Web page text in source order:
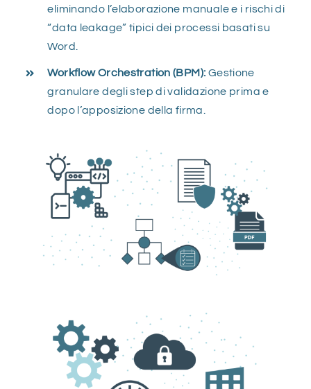
eliminando l’elaborazione manuale e i rischi di
“data leakage” tipici dei processi basati su
Word.
Workflow Orchestration (BPM): Gestione
granulare degli step di validazione prima e
dopo l’apposizione della firma.